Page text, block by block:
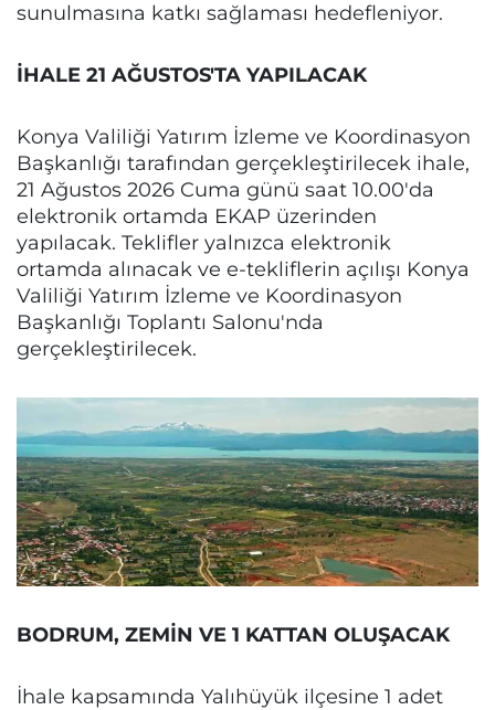
sunulmasına katkı sağlaması hedefleniyor.
İHALE 21 AĞUSTOS'TA YAPILACAK
Konya Valiliği Yatırım İzleme ve Koordinasyon
Başkanlığı tarafından gerçekleştirilecek ihale,
21 Ağustos 2026 Cuma günü saat 10.00'da
elektronik ortamda EKAP üzerinden
yapılacak. Teklifler yalnızca elektronik
ortamda alınacak ve e-tekliflerin açılışı Konya
Valiliği Yatırım İzleme ve Koordinasyon
Başkanlığı Toplantı Salonu'nda
gerçekleştirilecek.
BODRUM, ZEMİN VE 1 KATTAN OLUŞACAK
İhale kapsamında Yalıhüyük ilçesine 1 adet